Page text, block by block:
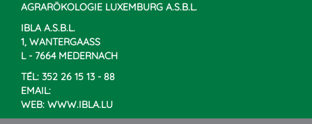
AGRARÖKOLOGIE LUXEMBURG A.S.B.L.
IBLA A.S.B.L.
1, WANTERGAASS
L - 7664 MEDERNACH
TÉL: 352 26 15 13 - 88
EMAIL:
WEB: WWW.IBLA.LU